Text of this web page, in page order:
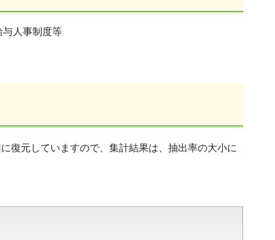
与人事制度等
復元していますので、集計結果は、抽出率の大小に